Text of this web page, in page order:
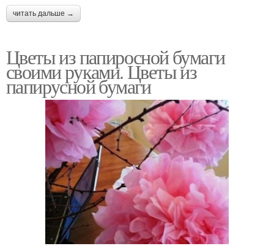
читать дальше →
Цветы из папиросной бумаги
своими руками. Цветы из
папирусной бумаги